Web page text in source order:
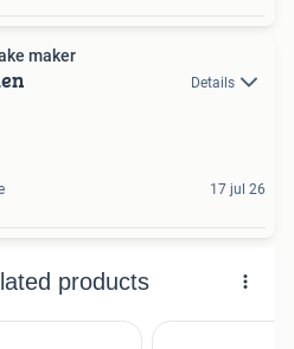
maker
Details
17 jul 26